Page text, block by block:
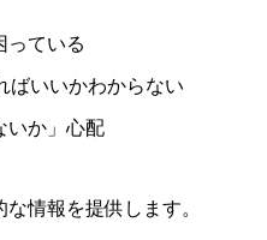
っている
ばいいかわからない
いか」心配
情報を提供します。